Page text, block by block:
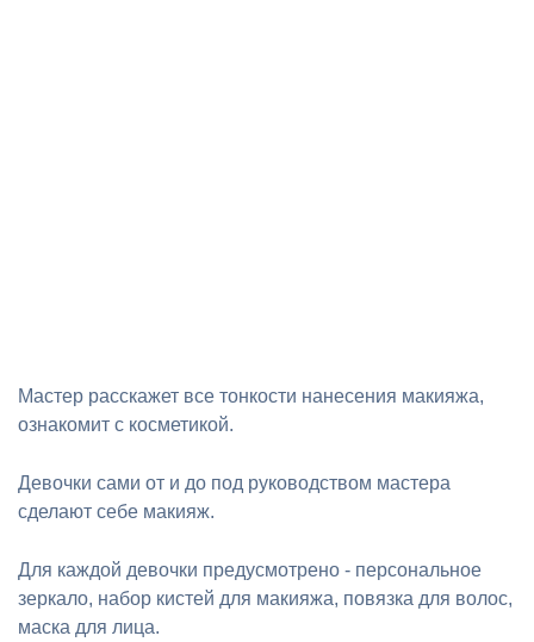
Мастер расскажет все тонкости нанесения макияжа,
ознакомит с косметикой.
Девочки сами от и до под руководством мастера
сделают себе макияж.
Для каждой девочки предусмотрено - персональное
зеркало, набор кистей для макияжа, повязка для волос,
маска для лица.